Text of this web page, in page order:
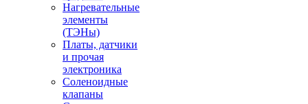
Нагревательные
элементы
(ТЭНы)
Платы, датчики
и прочая
электроника
Соленоидные
клапаны